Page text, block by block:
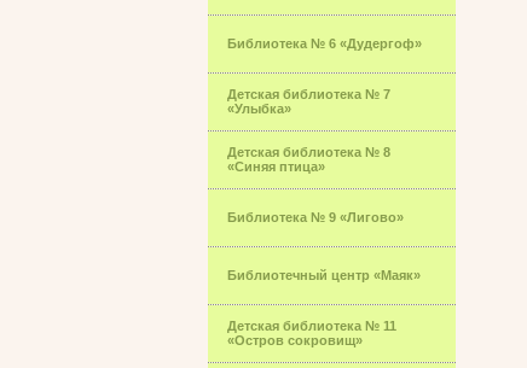
Библиотека № 6 «Дудергоф»
Детская библиотека № 7
«Улыбка»
Детская библиотека № 8
«Синяя птица»
Библиотека № 9 «Лигово»
Библиотечный центр «Маяк»
Детская библиотека № 11
«Остров сокровищ»